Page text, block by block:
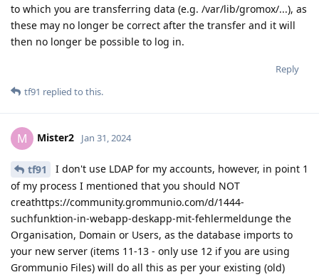
to which you are transferring data (e.g. /var/lib/gromox/...), as
these may no longer be correct after the transfer and it will
then no longer be possible to log in.
Reply
tf91 replied to this.
M Mister2 Jan 31, 2024
tf91
I don't use LDAP for my accounts, however, in point 1
of my process I mentioned that you should NOT
creathttps://community.grommunio.com/d/1444-
suchfunktion-in-webapp-deskapp-mit-fehlermeldunge the
Organisation, Domain or Users, as the database imports to
your new server (items 11-13 - only use 12 if you are using
Grommunio Files) will do all this as per your existing (old)